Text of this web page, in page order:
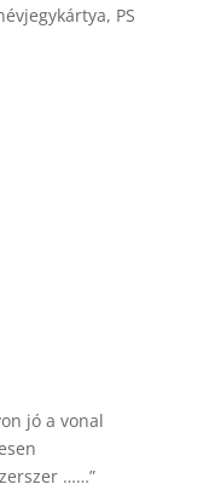
PS
jó a vonal
……”